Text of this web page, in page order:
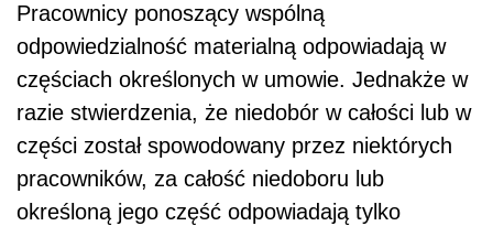
Pracownicy ponoszący wspólną
odpowiedzialność materialną odpowiadają w
częściach określonych w umowie. Jednakże w
razie stwierdzenia, że niedobór w całości lub w
części został spowodowany przez niektórych
pracowników, za całość niedoboru lub
określoną jego część odpowiadają tylko